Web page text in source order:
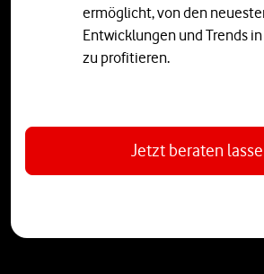
ermöglicht, von den
Entwicklungen und Trends
zu profitieren.
Jetzt beraten